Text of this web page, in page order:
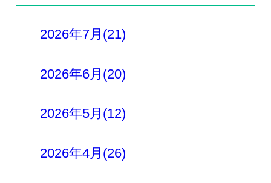
2026年7月(21)
2026年6月(20)
2026年5月(12)
2026年4月(26)